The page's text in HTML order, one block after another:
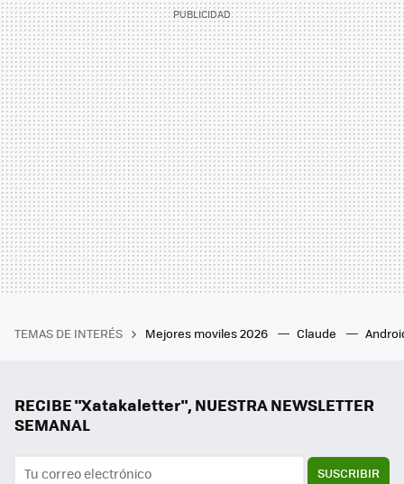
TEMAS DE INTERÉS Mejores moviles 2026 Claude
RECIBE "Xatakaletter", NUESTRA NEWSLETTER
SEMANAL
SUSCRIBIR